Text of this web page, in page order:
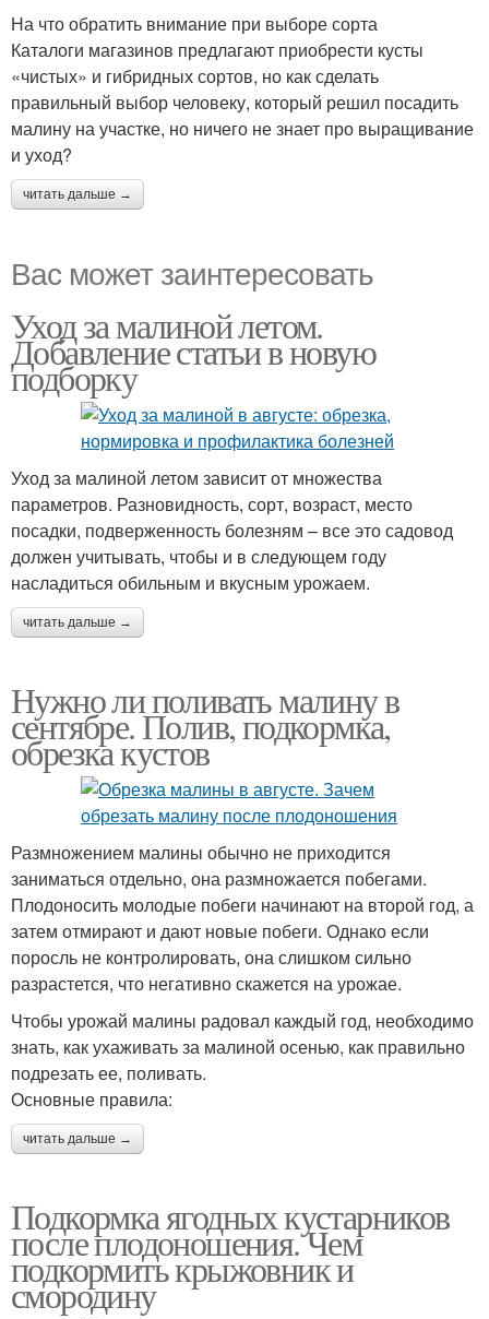
На что обратить внимание при выборе сорта
Каталоги магазинов предлагают приобрести кусты
«чистых» и гибридных сортов, но как сделать
правильный выбор человеку, который решил посадить
малину на участке, но ничего не знает про выращивание
и уход?
читать дальше →
Вас может заинтересовать
Уход за малиной летом.
Добавление статьи в новую
подборку
Уход за малиной летом зависит от множества
параметров. Разновидность, сорт, возраст, место
посадки, подверженность болезням – все это садовод
должен учитывать, чтобы и в следующем году
насладиться обильным и вкусным урожаем.
читать дальше →
Нужно ли поливать малину в
сентябре. Полив, подкормка,
обрезка кустов
Размножением малины обычно не приходится
заниматься отдельно, она размножается побегами.
Плодоносить молодые побеги начинают на второй год, а
затем отмирают и дают новые побеги. Однако если
поросль не контролировать, она слишком сильно
разрастется, что негативно скажется на урожае.
Чтобы урожай малины радовал каждый год, необходимо
знать, как ухаживать за малиной осенью, как правильно
подрезать ее, поливать.
Основные правила:
читать дальше →
Подкормка ягодных кустарников
после плодоношения. Чем
подкормить крыжовник и
смородину